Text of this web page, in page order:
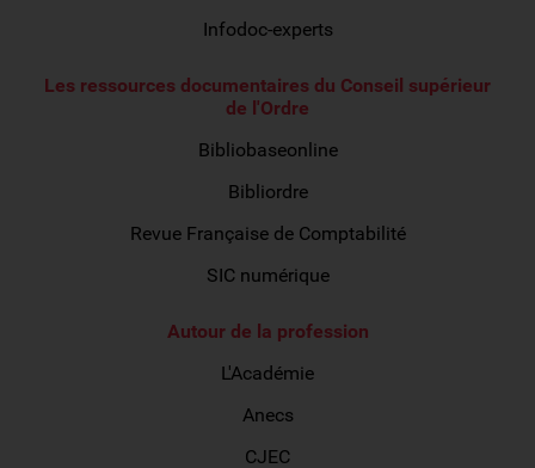
Infodoc-experts
Les ressources documentaires du Conseil supérieur
de l'Ordre
Bibliobaseonline
Bibliordre
Revue Française de Comptabilité
SIC numérique
Autour de la profession
L'Académie
Anecs
CJEC